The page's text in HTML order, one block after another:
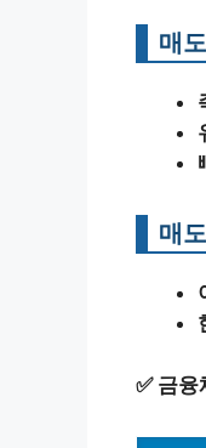
매
매
✅ 금융